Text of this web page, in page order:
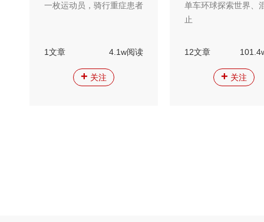
一枚运动员，骑行重症患者
1文章 4.1w阅读
+ 关注
单车环球探索世界、
止
12文章
+ 关注